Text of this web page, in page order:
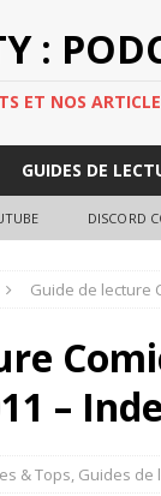
:
ET NOS
GUIDES DE
DISCORD
Guide de lecture
– Inde
& Tops, Guides de